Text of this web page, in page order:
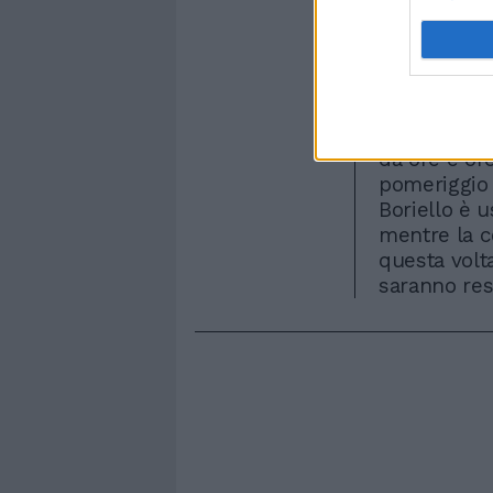
percorso
salmone.
attirato
nessuno
anzi c'è
da ore e
Boriello è
mentre la
questa
saranno